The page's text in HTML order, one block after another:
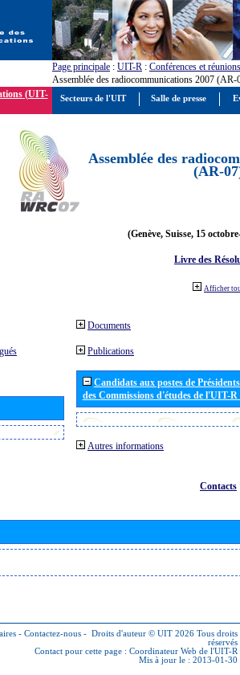
Page principale : UIT-R : Conférences et réunions
Assemblée des radiocommunications 2007 (AR-
(UIT-
Assemblée des
(AR-
(Genève, Suisse, 15
Livre des
Afficher
Documents
Publications
Candidats aux postes de
des Commissions d'études de l'UIT-
Autres informations
Contacts
- Contactez-nous - Droits d'auteur © UIT 2026 Tous droits
réservés
Contact pour cette page : Coordinateur Web de l'UIT-R
Mis à jour le : 2013-01-30
Secteurs de l'UIT Salle de presse